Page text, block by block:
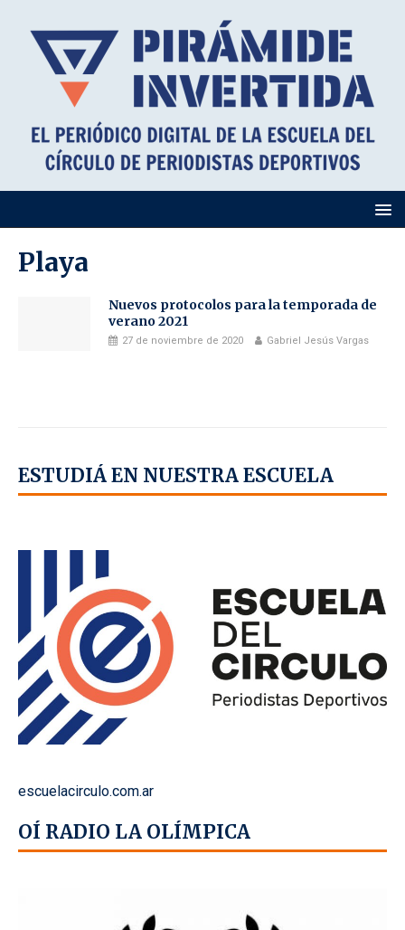
Playa
Nuevos protocolos para la temporada de
verano 2021
27 de noviembre de 2020 Gabriel Jesús Vargas
ESTUDIÁ EN NUESTRA ESCUELA
escuelacirculo.com.ar
OÍ RADIO LA OLÍMPICA